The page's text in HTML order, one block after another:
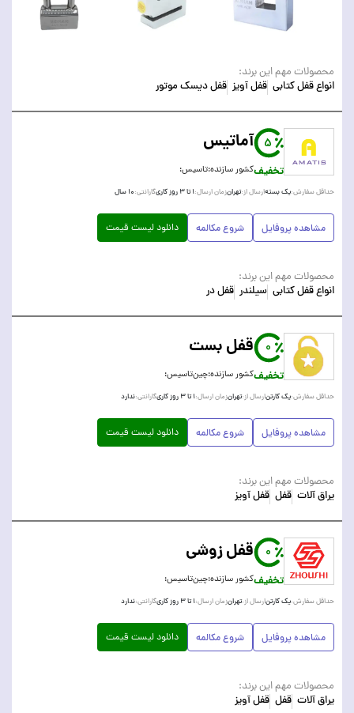
محصولات مهم این برند:
انواع قفل کتابی قفل آویز قفل دیسک موتور
5
تخفیف
آماتیس
کشور سازنده:تاسیس:
حداقل سفارش:یک بستهارسال از:تهرانزمان ارسال:۱ تا ۳ روز کاری گارانتی:۱۰ سال
مشاهده پروفایل شروع مکالمه دانلود لیست قیمت
محصولات مهم این برند:
انواع قفل کتابی سیلندر قفل در
0
تخفیف
قفل بست
کشور سازنده:چینتاسیس:
حداقل سفارش:یک کارتنارسال از:تهرانزمان ارسال:۱ تا ۳ روز کاری گارانتی:ندارد
مشاهده پروفایل شروع مکالمه دانلود لیست قیمت
محصولات مهم این برند:
یراق آلات قفل قفل آویز
0
تخفیف
قفل زوشی
کشور سازنده:چینتاسیس:
حداقل سفارش:یک کارتنارسال از:تهرانزمان ارسال:۱ تا ۳ روز کاری گارانتی:ندارد
مشاهده پروفایل شروع مکالمه دانلود لیست قیمت
محصولات مهم این برند:
یراق آلات قفل قفل آویز